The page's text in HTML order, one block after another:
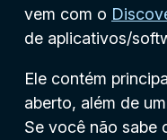
vem com o
de aplicativos/
Ele contém
aberto, além de
Se você não sabe